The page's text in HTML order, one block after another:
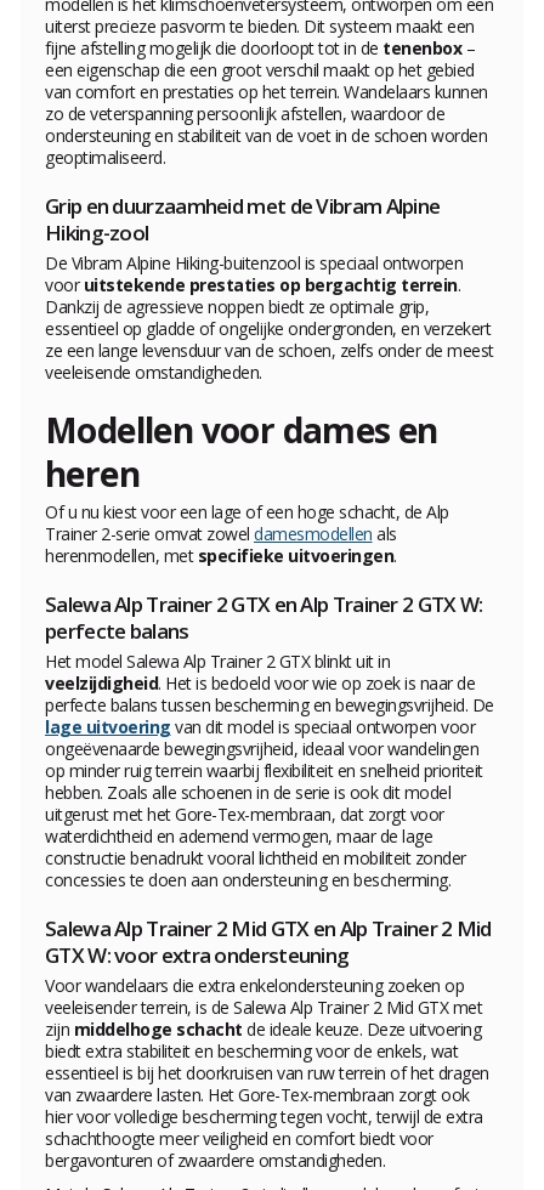
modellen is het klimschoenvetersysteem, ontworpen om een
uiterst precieze pasvorm te bieden. Dit systeem maakt een
fijne afstelling mogelijk die doorloopt tot in de tenenbox–
een eigenschap die een groot verschil maakt op het gebied
van comfort en prestaties op het terrein. Wandelaars kunnen
zo de veterspanning persoonlijk afstellen, waardoor de
ondersteuning en stabiliteit van de voet in de schoen worden
geoptimaliseerd.
Grip en duurzaamheid met de Vibram Alpine
Hiking-zool
De Vibram Alpine Hiking-buitenzool is speciaal ontworpen
voor uitstekende prestaties op bergachtig terrein.
Dankzij de agressieve noppen biedt ze optimale grip,
essentieel op gladde of ongelijke ondergronden, en verzekert
ze een lange levensduur van de schoen, zelfs onder de meest
veeleisende omstandigheden.
Modellen voor dames en
heren
Of u nu kiest voor een lage of een hoge schacht, de Alp
Trainer 2-serie omvat zowel damesmodellen als
herenmodellen, met specifieke uitvoeringen.
Salewa Alp Trainer 2 GTX en Alp Trainer 2 GTX W:
perfecte balans
Het model Salewa Alp Trainer 2 GTX blinkt uit in
veelzijdigheid. Het is bedoeld voor wie op zoek is naar de
perfecte balans tussen bescherming en bewegingsvrijheid. De
lage uitvoering van dit model is speciaal ontworpen voor
ongeëvenaarde bewegingsvrijheid, ideaal voor wandelingen
op minder ruig terrein waarbij flexibiliteit en snelheid prioriteit
hebben. Zoals alle schoenen in de serie is ook dit model
uitgerust met het Gore-Tex-membraan, dat zorgt voor
waterdichtheid en ademend vermogen, maar de lage
constructie benadrukt vooral lichtheid en mobiliteit zonder
concessies te doen aan ondersteuning en bescherming.
Salewa Alp Trainer 2 Mid GTX en Alp Trainer 2 Mid
GTX W: voor extra ondersteuning
Voor wandelaars die extra enkelondersteuning zoeken op
veeleisender terrein, is de Salewa Alp Trainer 2 Mid GTX met
zijn middelhoge schacht de ideale keuze. Deze uitvoering
biedt extra stabiliteit en bescherming voor de enkels, wat
essentieel is bij het doorkruisen van ruw terrein of het dragen
van zwaardere lasten. Het Gore-Tex-membraan zorgt ook
hier voor volledige bescherming tegen vocht, terwijl de extra
schachthoogte meer veiligheid en comfort biedt voor
bergavonturen of zwaardere omstandigheden.